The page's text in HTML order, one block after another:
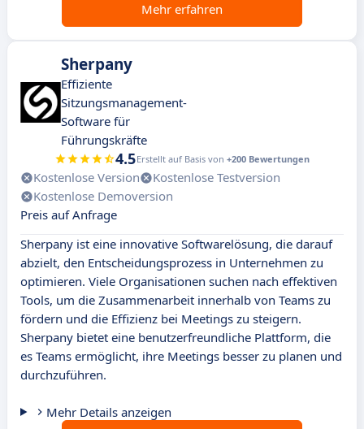
Mehr erfahren
Sherpany
Effiziente
Sitzungsmanagement-
Software für
Führungskräfte
4.5Erstellt auf Basis von +200 Bewertungen
Kostenlose Version
Kostenlose Testversion
Kostenlose Demoversion
Preis auf Anfrage
Sherpany ist eine innovative Softwarelösung, die darauf
abzielt, den Entscheidungsprozess in Unternehmen zu
optimieren. Viele Organisationen suchen nach effektiven
Tools, um die Zusammenarbeit innerhalb von Teams zu
fördern und die Effizienz bei Meetings zu steigern.
Sherpany bietet eine benutzerfreundliche Plattform, die
es Teams ermöglicht, ihre Meetings besser zu planen und
durchzuführen.
Mehr Details anzeigen